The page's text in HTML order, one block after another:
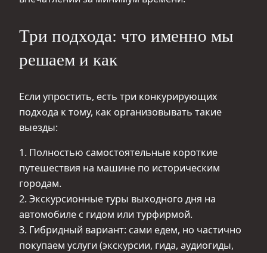
Три подхода: что именно мы
решаем и как
Если упростить, есть три конкурирующих
подхода к тому, как организовывать такие
выезды:
1. Полностью самостоятельные короткие
путешествия на машине по историческим
городам.
2. Экскурсионные туры выходного дня на
автомобиле с гидом или турфирмой.
3. Гибридный вариант: сами едем, но частично
покупаем услуги (экскурсии, гида, аудиогиды,